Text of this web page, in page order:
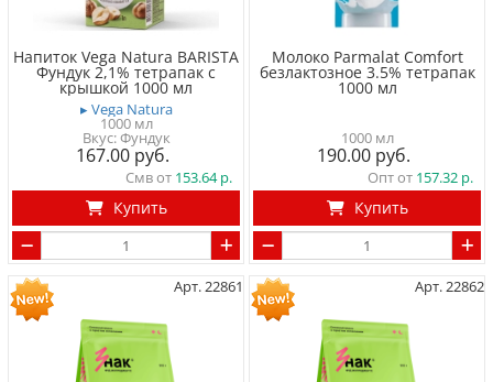
Напиток Vega Natura BARISTA
Фундук 2,1% тетрапак с
крышкой 1000 мл
▸ Vega Natura
1000 мл
Вкус: Фундук
167.00
Смв от 153.64
Купить
Молоко Parmalat Comfort
безлактозное 3.5% тетрапак
1000 мл
1000 мл
190.00
Опт от 157.32
Купить
Арт. 22861 Арт. 22862